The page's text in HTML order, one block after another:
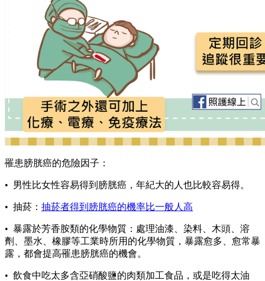
罹患膀胱癌的危險因子：
• 男性比女性容易得到膀胱癌，年紀大的人也比較容易得。
• 抽菸： 抽菸者得到膀胱癌的機率比一般人高
• 暴露於芳香胺類的化學物質：處理油漆、染料、木頭、溶
劑、墨水、橡膠等工業時所用的化學物質，暴露愈多、愈常暴
露，都會提高罹患膀胱癌的機會。
• 飲食中吃太多含亞硝酸鹽的肉類加工食品，或是吃得太油